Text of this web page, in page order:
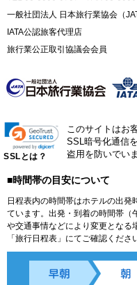
一般社団法人 日本旅行業協会（
IATA公認旅客代理店
旅行業公正取引協議会会員
SSLとは？
このサイトはお
SSL暗号化通信
盗用を防いでいま
■時間帯の目安について
日程表内の時間帯はホテルの出発
ています。出発・到着の時間帯（
や交通事情などにより変更となる
「旅行日程表」にてご確認くださ